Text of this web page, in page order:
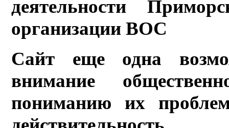
деятельности
организации ВОС
Сайт еще одна
внимание
пониманию их